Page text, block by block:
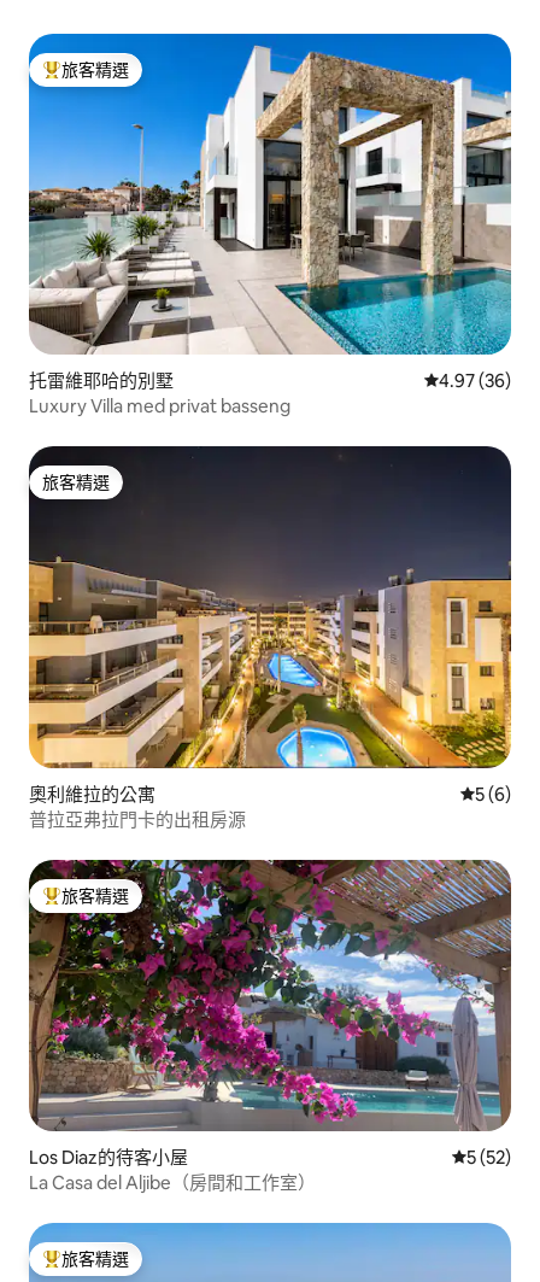
旅客精選榜首
旅客精選
托雷維耶哈的別墅 從 36 則評價
4.97 (36)
Luxury Villa med privat basseng
旅客精選
旅客精選
奧利維拉的公寓 從 6 則評
5 (6)
普拉亞弗拉門卡的出租房源
旅客精選榜首
旅客精選
Los Diaz的待客小屋 從 52 則評
5 (52)
La Casa del Aljibe（房間和工作室）
旅客精選榜首
旅客精選